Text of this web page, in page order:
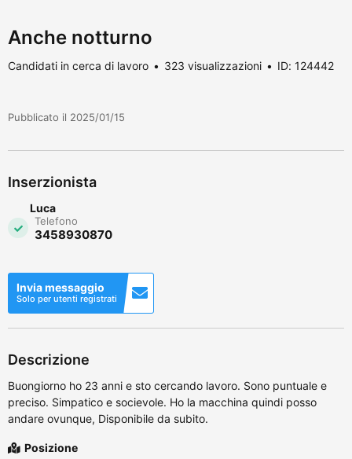
Anche notturno
Candidati in cerca di lavoro 323 visualizzazioni ID: 124442
Pubblicato il 2025/01/15
Inserzionista
Luca
Telefono
3458930870
Invia messaggio
Solo per utenti registrati
Descrizione
Buongiorno ho 23 anni e sto cercando lavoro. Sono puntuale e
preciso. Simpatico e socievole. Ho la macchina quindi posso
andare ovunque, Disponibile da subito.
Posizione